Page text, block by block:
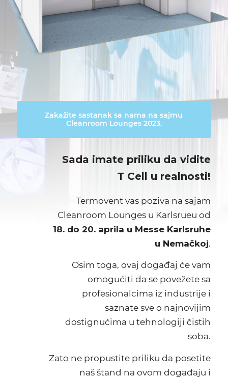
Zakažite sastanak sa nama na sajmu
Cleanroom Lounges 2023.
Sada imate priliku da vidite
T Cell u realnosti!
Termovent vas poziva na sajam
Cleanroom Lounges u Karlsrueu od
18. do 20. aprila u Messe Karlsruhe
u Nemačkoj.
Osim toga, ovaj događaj će vam
omogućiti da se povežete sa
profesionalcima iz industrije i
saznate sve o najnovijim
dostignućima u tehnologiji čistih
soba.
Zato ne propustite priliku da posetite
naš štand na ovom događaju i